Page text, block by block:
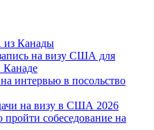
Канады
на визу США для
Канаде
интервью в посольство
на визу в США 2026
собеседование на